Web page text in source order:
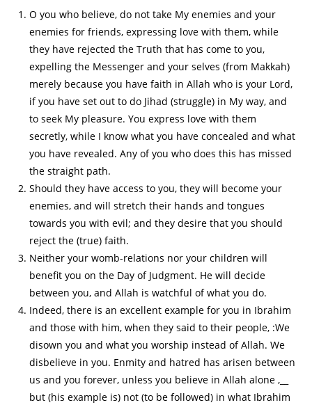
O you who believe, do not take My enemies and your
enemies for friends, expressing love with them, while
they have rejected the Truth that has come to you,
expelling the Messenger and your selves (from Makkah)
merely because you have faith in Allah who is your Lord,
if you have set out to do Jihad (struggle) in My way, and
to seek My pleasure. You express love with them
secretly, while I know what you have concealed and what
you have revealed. Any of you who does this has missed
the straight path.
Should they have access to you, they will become your
enemies, and will stretch their hands and tongues
towards you with evil; and they desire that you should
reject the (true) faith.
Neither your womb-relations nor your children will
benefit you on the Day of Judgment. He will decide
between you, and Allah is watchful of what you do.
Indeed, there is an excellent example for you in Ibrahim
and those with him, when they said to their people, :We
disown you and what you worship instead of Allah. We
disbelieve in you. Enmity and hatred has arisen between
us and you forever, unless you believe in Allah alone ,__
but (his example is) not (to be followed) in what Ibrahim